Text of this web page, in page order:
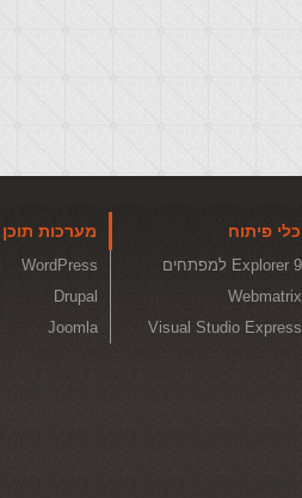
כלי פיתוח
Explorer 9 למפתחים
Webmatrix
Visual Studio Express
מערכות תוכן
WordPress
Drupal
Joomla